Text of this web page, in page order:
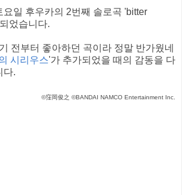
요일 후우카의 2번째 솔로곡 'bitter
었습니다.
전부터 좋아하던 곡이라 정말 반가웠네
시리우스'가 추가되었을 때의 감동을 다
다.
©窪岡俊之 ©BANDAI NAMCO Entertainment Inc.